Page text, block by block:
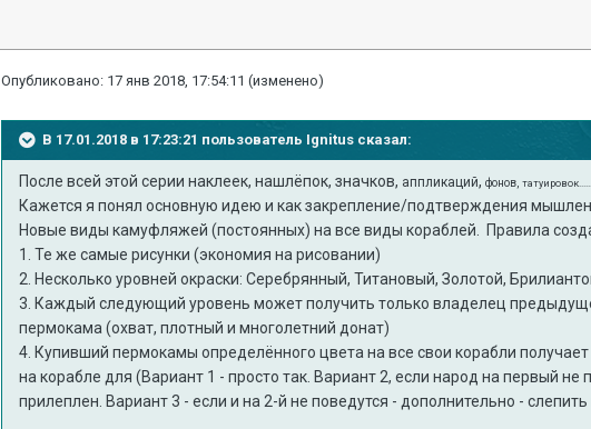
Опубликовано: 17 янв 2018, 17:54:11 (изменено)
В 17.01.2018 в 17:23:21 пользователь Ignitus сказал:
После всей этой серии наклеек, нашлёпок, значков, аппликаций,фонов, татуировок.......
Кажется я понял основную идею и как закрепление/подтверждения
Новые виды камуфляжей (постоянных) на все виды кораблей. Правила
1. Те же самые рисунки (экономия на рисовании)
2. Несколько уровней окраски: Серебрянный, Титановый, Золотой,
3. Каждый следующий уровень может получить только владелец
пермокама (охват, плотный и многолетний донат)
4. Купивший пермокамы определённого цвета на все свои корабли
на корабле для (Вариант 1 - просто так. Вариант 2, если народ на первый
прилеплен. Вариант 3 - если и на 2-й не поведутся - дополнительно - слепить